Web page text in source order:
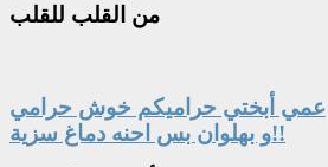
من القلب للقلب
عمي أبختي حراميكم خوش حرامي
و بهلوان بس احنه دماغ سزية!!